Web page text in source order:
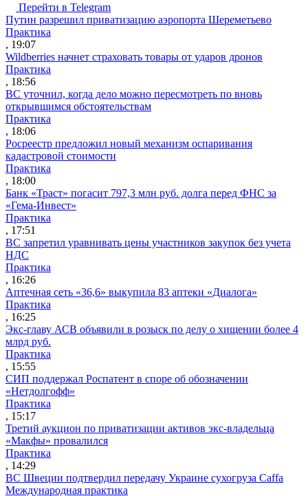
Перейти в Telegram
Путин разрешил приватизацию аэропорта Шереметьево
Практика
, 19:07
Wildberries начнет страховать товары от ударов дронов
Практика
, 18:56
ВС уточнил, когда дело можно пересмотреть по вновь
открывшимся обстоятельствам
Практика
, 18:06
Росреестр предложил новый механизм оспаривания
кадастровой стоимости
Практика
, 18:00
Банк «Траст» погасит 797,3 млн руб. долга перед ФНС за
«Гема-Инвест»
Практика
, 17:51
ВС запретил уравнивать цены участников закупок без учета
НДС
Практика
, 16:26
Аптечная сеть «36,6» выкупила 83 аптеки «Диалога»
Практика
, 16:25
Экс-главу АСВ объявили в розыск по делу о хищении более 4
млрд руб.
Практика
, 15:55
СИП поддержал Роспатент в споре об обозначении
«Нетдолгофф»
Практика
, 15:17
Третий аукцион по приватизации активов экс-владельца
«Макфы» провалился
Практика
, 14:29
ВС Швеции подтвердил передачу Украине сухогруза Caffa
Международная практика